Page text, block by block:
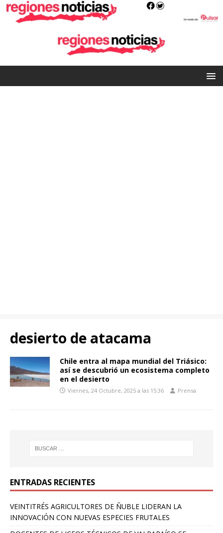
desierto de atacama
Chile entra al mapa mundial del Triásico:
así se descubrió un ecosistema completo
en el desierto
Viernes, 24 Octubre, 2025 a las 15:36 Prensa
ENTRADAS RECIENTES
VEINTITRÉS AGRICULTORES DE ÑUBLE LIDERAN LA
INNOVACIÓN CON NUEVAS ESPECIES FRUTALES